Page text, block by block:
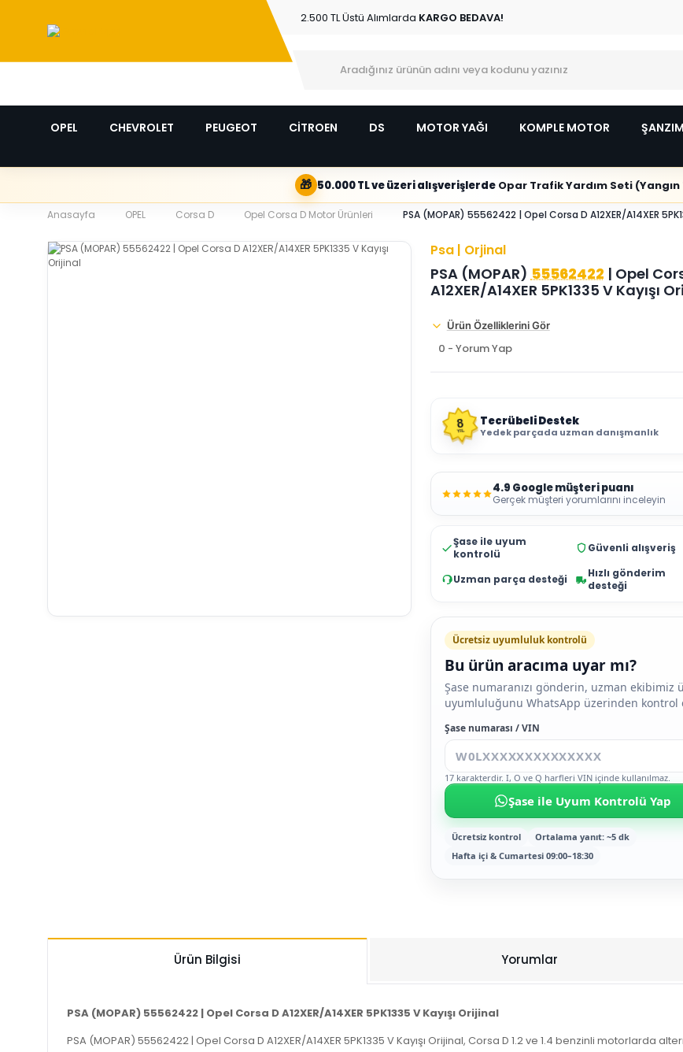
2.500 TL Üstü Alımlarda KARGO BEDAVA!
OPEL CHEVROLET PEUGEOT CİTROEN DS MOTOR YAĞI KOMPLE MOTOR
🎁 50.000 TL ve üzeri alışverişlerdeOpar Trafik Yardım Seti
Anasayfa OPEL Corsa D Opel Corsa D Motor Ürünleri PSA (MOPAR) 55562422 | Opel Corsa D A12XER/A14XER
Psa | Orjinal
PSA (MOPAR)55562422 | Opel
A12XER/A14XER 5PK1335 V Kayışı
Ürün Özelliklerini Gör
0 - Yorum Yap
8
YIL
Tecrübeli Destek
Yedek parçada uzman danışmanlık
4.9 Google müşteri puanı
Gerçek müşteri yorumlarını inceleyin
Şase ile uyum
kontrolü
Güvenli alışveriş
Uzman parça desteği
Hızlı gönderim
desteği
Ücretsiz uyumluluk kontrolü
Bu ürün aracıma uyar mı?
Şase numaranızı gönderin, uzman ekibimiz
uyumluluğunu WhatsApp üzerinden kontrol
Şase numarası / VIN
17 karakterdir. I, O ve Q harfleri VIN içinde kullanılmaz.
Şase ile Uyum Kontrolü Yap
Ücretsiz kontrol
Ortalama yanıt: ~5 dk
Hafta içi & Cumartesi 09:00–18:30
Ürün Bilgisi Yorumlar
PSA (MOPAR) 55562422 | Opel Corsa D A12XER/A14XER 5PK1335 V Kayışı Orijinal
PSA (MOPAR) 55562422 | Opel Corsa D A12XER/A14XER 5PK1335 V Kayışı Orijinal, Corsa D 1.2 ve 1.4 benzinli motorlarda